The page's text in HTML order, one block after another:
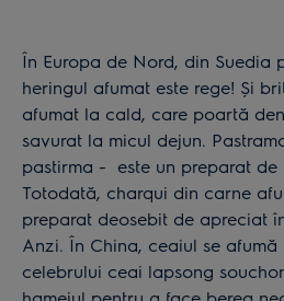
În Europa de Nord, din Suedia până în Olanda,
heringul afumat este rege! Și
afumat la cald, care poartă
savurat la micul dejun.
pastirma - este un preparat de
Totodată, charqui din carne
preparat deosebit de apreciat
Anzi. În China, ceaiul se
celebrului ceai lapsong